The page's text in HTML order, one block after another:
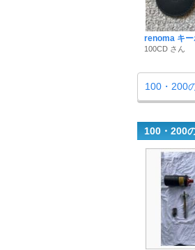
renoma キー
100CD さん
100・200
100・200